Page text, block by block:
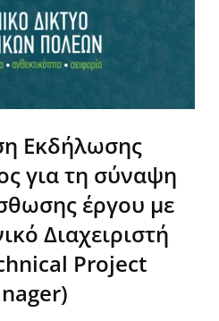
Εκδήλωσης
για τη σύναψη
έργου με
Διαχειριστή
Project